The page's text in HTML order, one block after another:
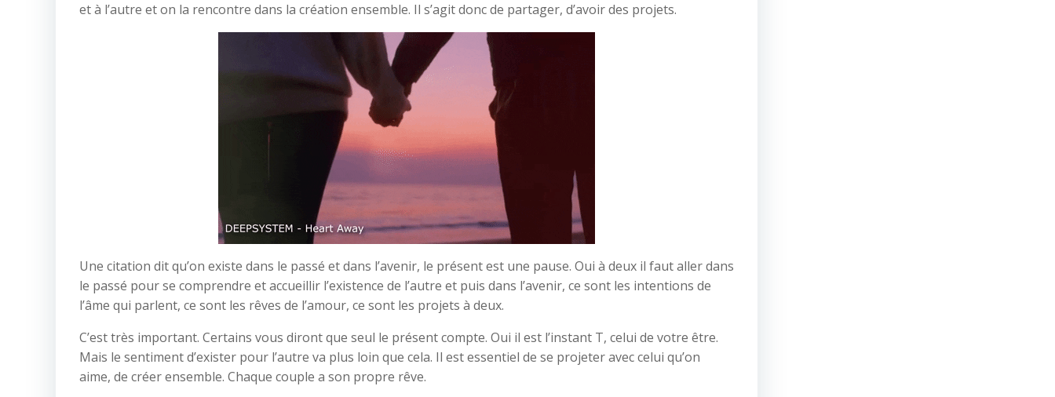
et à l’autre et on la rencontre dans la création ensemble. Il s’agit donc de partager, d’avoir des projets.
Une citation dit qu’on existe dans le passé et dans l’avenir, le présent est une pause. Oui à deux il faut aller dans
le passé pour se comprendre et accueillir l’existence de l’autre et puis dans l’avenir, ce sont les intentions de
l’âme qui parlent, ce sont les rêves de l’amour, ce sont les projets à deux.
C’est très important. Certains vous diront que seul le présent compte. Oui il est l’instant T, celui de votre être.
Mais le sentiment d’exister pour l’autre va plus loin que cela. Il est essentiel de se projeter avec celui qu’on
aime, de créer ensemble. Chaque couple a son propre rêve.